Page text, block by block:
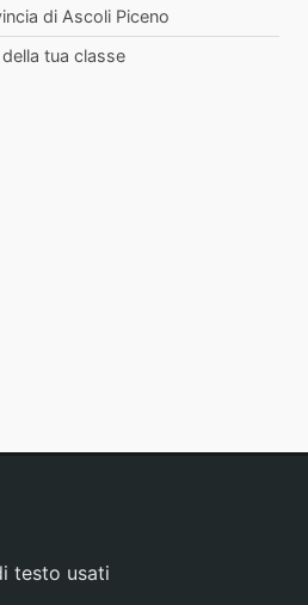
di Ascoli Piceno
tua classe
testo usati